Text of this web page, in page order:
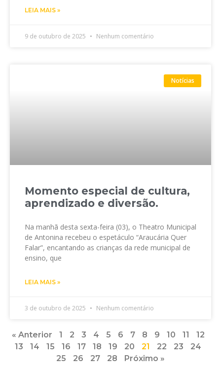
LEIA MAIS »
9 de outubro de 2025 Nenhum comentário
Notícias
Momento especial de cultura,
aprendizado e diversão.
Na manhã desta sexta-feira (03), o Theatro Municipal
de Antonina recebeu o espetáculo “Araucária Quer
Falar”, encantando as crianças da rede municipal de
ensino, que
LEIA MAIS »
3 de outubro de 2025 Nenhum comentário
« Anterior 1 2 3 4 5 6 7 8 9 10 11
12
13
14 15 16 17 18 19 20 21 22 23
24
25
26 27 28 Próximo »